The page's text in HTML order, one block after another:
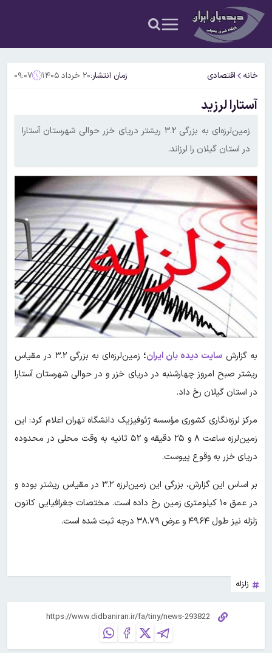
خانه اقتصادی زمان انتشار:۲۰ خرداد ۱۴۰۵ ۰۹:۰۷
آستارا لرزید
زمین‌لرزه‌ای به بزرگی ۳.۲ ریشتر دریای خزر حوالی شهرستان آستارا
در استان گیلان را لرزاند.
به گزارش سایت دیده بان ایران؛
زمین‌لرزه‌ای به بزرگی ۳.۲ در مقیاس
ریشتر صبح امروز چهارشنبه در دریای خزر و در حوالی شهرستان آستارا
در استان گیلان رخ داد.
مرکز لرزه‌نگاری کشوری مؤسسه ژئوفیزیک دانشگاه تهران اعلام کرد: این
زمین‌لرزه ساعت ۸ و ۲۵ دقیقه و ۵۲ ثانیه به وقت محلی در محدوده
دریای خزر به وقوع پیوست.
بر اساس این گزارش، بزرگی این زمین‌لرزه ۳.۲ در مقیاس ریشتر بوده و
در عمق ۱۰ کیلومتری زمین رخ داده است. مختصات جغرافیایی کانون
زلزله نیز طول ۴۹.۶۴ و عرض ۳۸.۷۹ درجه ثبت شده است.
زلزله